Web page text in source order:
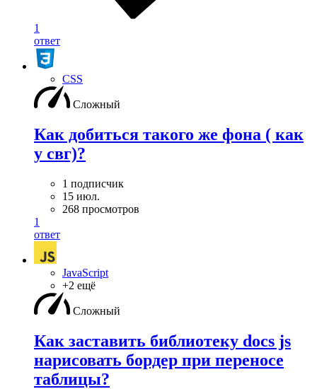
1
ответ
CSS
Сложный
Как добиться такого же фона ( как
у свг)?
1 подписчик
15 июл.
268 просмотров
1
ответ
JavaScript
+2 ещё
Сложный
Как заставить библиотеку docs js
нарисовать бордер при переносе
таблицы?